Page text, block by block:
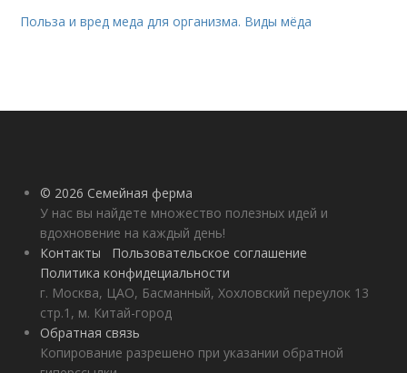
Польза и вред меда для организма. Виды мёда
© 2026 Семейная ферма
У нас вы найдете множество полезных идей и
вдохновение на каждый день!
Контакты
Пользовательское соглашение
Политика конфидециальности
г. Москва, ЦАО, Басманный, Хохловский переулок 13
стр.1, м. Китай-город
Обратная связь
Копирование разрешено при указании обратной